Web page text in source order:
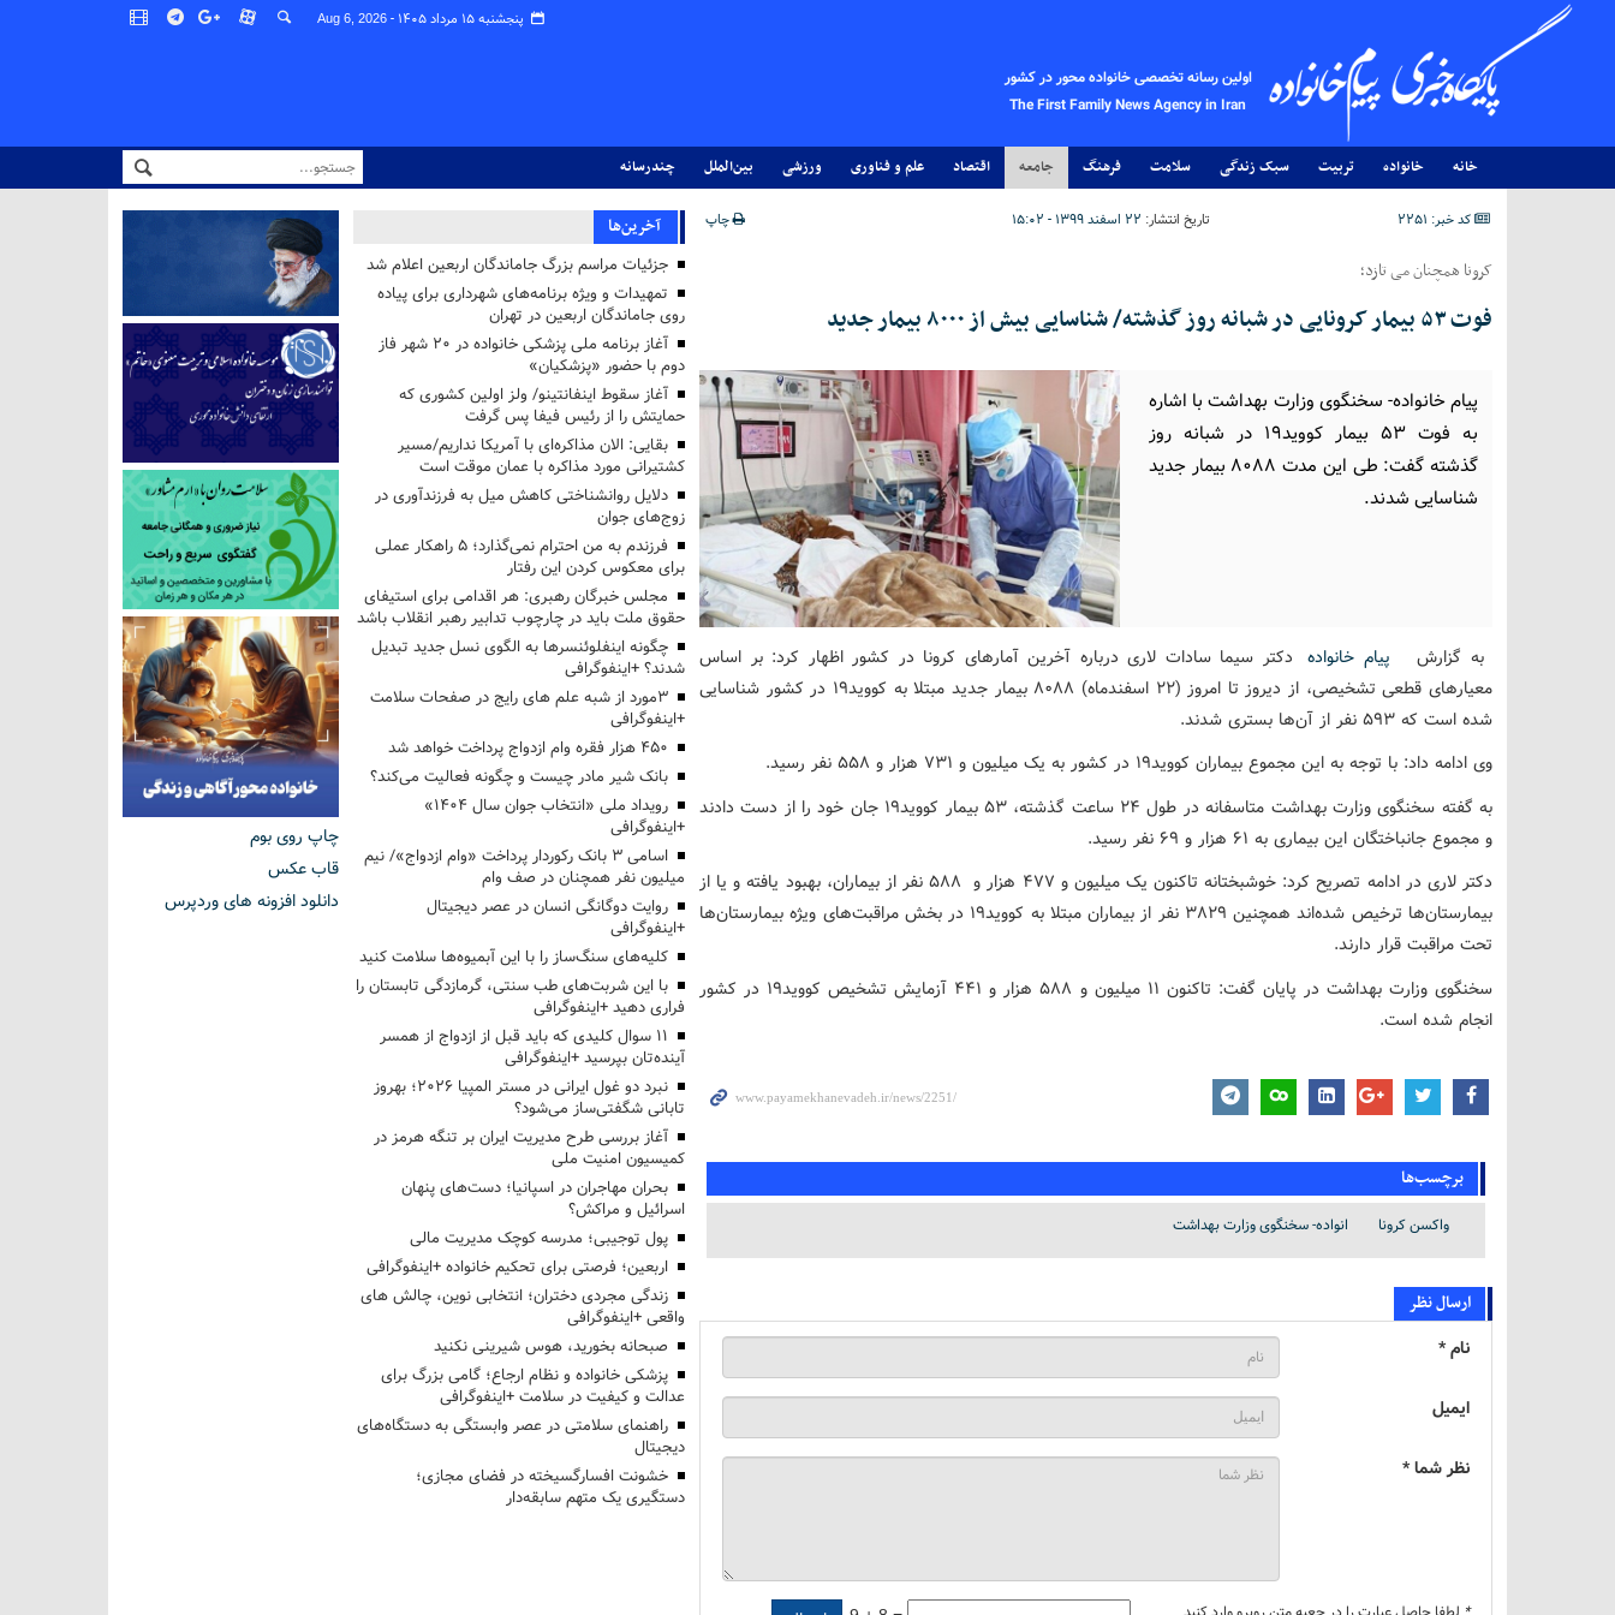
پنجشنبه ۱۵ مرداد ۱۴۰۵ - Aug 6, 2026
اولین رسانه تخصصی خانواده محور در کشور
The First Family News Agency in Iran
خانه خانواده تربیت سبک زندگی سلامت فرهنگ جامعه اقتصاد علم و فناوری ورزشی بین‌الملل چندرسانه
کد خبر: 2251 تاریخ انتشار: ۲۲ اسفند ۱۳۹۹ - ۱۵:۰۲ چاپ
کرونا همچنان می تازد؛
فوت ۵۳ بیمار کرونایی در شبانه روز گذشته/ شناسایی بیش از ۸۰۰۰ بیمار جدید
پیام خانواده- سخنگوی وزارت بهداشت با اشاره
به فوت ۵۳ بیمار کووید۱۹ در شبانه روز
گذشته گفت: طی این مدت ۸۰۸۸ بیمار جدید
شناسایی شدند.
به گزارش پیام خانواده دکتر سیما سادات لاری درباره آخرین آمارهای کرونا در کشور اظهار کرد: بر اساس
معیارهای قطعی تشخیصی، از دیروز تا امروز (۲۲ اسفندماه) ۸۰۸۸ بیمار جدید مبتلا به کووید۱۹ در کشور شناسایی
شده است که ۵۹۳ نفر از آن‌ها بستری شدند.
وی ادامه داد: با توجه به این مجموع بیماران کووید۱۹ در کشور به یک میلیون و ۷۳۱ هزار و ۵۵۸ نفر رسید.
به گفته سخنگوی وزارت بهداشت متاسفانه در طول ۲۴ ساعت گذشته، ۵۳ بیمار کووید۱۹ جان خود را از دست دادند
و مجموع جانباختگان این بیماری به ۶۱ هزار و ۶۹ نفر رسید.
دکتر لاری در ادامه تصریح کرد: خوشبختانه تاکنون یک میلیون و ۴۷۷ هزار و ۵۸۸ نفر از بیماران، بهبود یافته و یا از
بیمارستان‌ها ترخیص شده‌اند همچنین ۳۸۲۹ نفر از بیماران مبتلا به کووید۱۹ در بخش‌ مراقبت‌های ویژه بیمارستان‌ها
تحت مراقبت قرار دارند.
سخنگوی وزارت بهداشت در پایان گفت: تاکنون ۱۱ میلیون و ۵۸۸ هزار و ۴۴۱ آزمایش تشخیص کووید۱۹ در کشور
انجام شده است.
برچسب‌ها
واکسن کرونا انواده- سخنگوی وزارت بهداشت
ارسال نظر
نام *
ایمیل
نظر شما *
آخرین‌ها
جزئیات مراسم بزرگ جاماندگان اربعین اعلام شد
تمهیدات و ویژه برنامه‌های شهرداری برای پیاده
روی جاماندگان اربعین در تهران
آغاز برنامه ملی پزشکی خانواده در ۲۰ شهر فاز
دوم با حضور «پزشکیان»
آغاز سقوط اینفانتینو/ ولز اولین کشوری که
حمایتش را از رئیس فیفا پس گرفت
بقایی: الان مذاکره‌ای با آمریکا نداریم/مسیر
کشتیرانی مورد مذاکره با عمان موقت است
دلایل روانشناختی کاهش میل به فرزندآوری در
زوج‌های جوان
فرزندم به من احترام نمی‌گذارد؛ ۵ راهکار عملی
برای معکوس کردن این رفتار
مجلس خبرگان رهبری: هر اقدامی برای استیفای
حقوق ملت باید در چارچوب تدابیر رهبر انقلاب باشد
چگونه اینفلوئنسرها به الگوی نسل جدید تبدیل
شدند؟ +اینفوگرافی
3مورد از شبه علم های رایج در صفحات سلامت
+اینفوگرافی
۴۵۰ هزار فقره وام ازدواج پرداخت خواهد شد
بانک شیر مادر چیست و چگونه فعالیت می‌کند؟
رویداد ملی «انتخاب جوان سال ۱۴۰۴»
+اینفوگرافی
اسامی ۳ بانک رکوردار پرداخت «وام ازدواج»/ نیم
میلیون نفر همچنان در صف وام
روایت دوگانگی انسان در عصر دیجیتال
+اینفوگرافی
کلیه‌های سنگ‌ساز را با این آبمیوه‌ها سلامت کنید
با این شربت‌های طب سنتی، گرمازدگی تابستان را
فراری دهید +اینفوگرافی
۱۱ سوال کلیدی که باید قبل از ازدواج از همسر
آینده‌تان بپرسید +اینفوگرافی
نبرد دو غول ایرانی در مستر المپیا ۲۰۲۶؛ بهروز
تابانی شگفتی‌ساز می‌شود؟
آغاز بررسی طرح مدیریت ایران بر تنگه هرمز در
کمیسیون امنیت ملی
بحران مهاجران در اسپانیا؛ دست‌های پنهان
اسرائیل و مراکش؟
پول توجیبی؛ مدرسه کوچک مدیریت مالی
اربعین؛ فرصتی برای تحکیم خانواده +اینفوگرافی
زندگی مجردی دختران؛ انتخابی نوین، چالش های
واقعی +اینفوگرافی
صبحانه بخورید، هوس شیرینی نکنید
پزشکی خانواده و نظام ارجاع؛ گامی بزرگ برای
عدالت و کیفیت در سلامت +اینفوگرافی
راهنمای سلامتی در عصر وابستگی به دستگاه‌های
دیجیتال
خشونت افسارگسیخته در فضای مجازی؛
دستگیری یک متهم سابقه‌دار
چاپ روی بوم
قاب عکس
دانلود افزونه های وردپرس